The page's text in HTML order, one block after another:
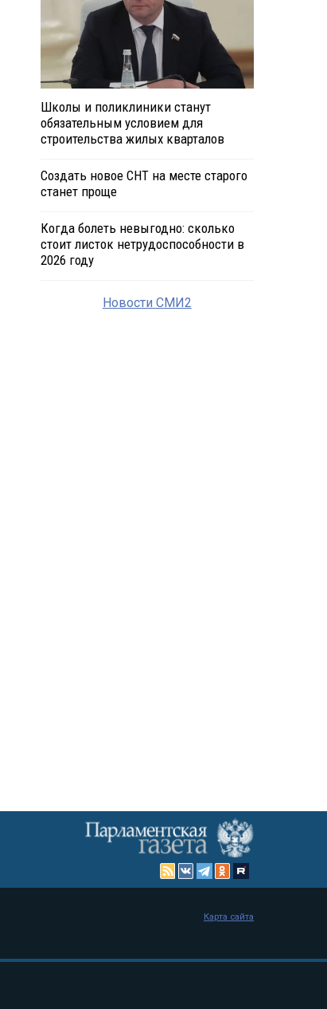
Школы и поликлиники станут
обязательным условием для
строительства жилых кварталов
Создать новое СНТ на месте старого
станет проще
Когда болеть невыгодно: сколько
стоит листок нетрудоспособности в
2026 году
Новости СМИ2
Карта сайта